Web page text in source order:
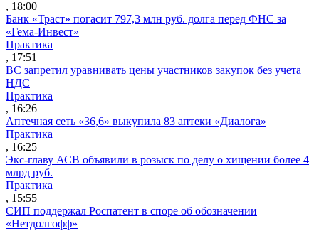
, 18:00
Банк «Траст» погасит 797,3 млн руб. долга перед ФНС за
«Гема-Инвест»
Практика
, 17:51
ВС запретил уравнивать цены участников закупок без учета
НДС
Практика
, 16:26
Аптечная сеть «36,6» выкупила 83 аптеки «Диалога»
Практика
, 16:25
Экс-главу АСВ объявили в розыск по делу о хищении более 4
млрд руб.
Практика
, 15:55
СИП поддержал Роспатент в споре об обозначении
«Нетдолгофф»